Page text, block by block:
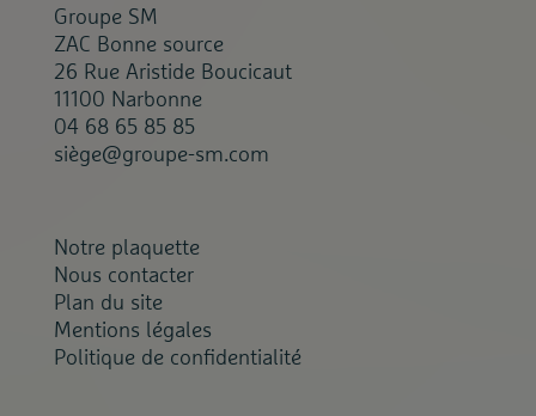
Groupe SM
ZAC Bonne source
26 Rue Aristide Boucicaut
11100 Narbonne
04 68 65 85 85
siège@groupe-sm.com
Notre plaquette
Nous contacter
Plan du site
Mentions légales
Politique de confidentialité